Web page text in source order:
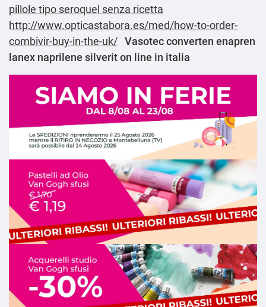
pillole tipo seroquel senza ricetta
http://www.opticastabora.es/med/how-to-order-
combivir-buy-in-the-uk/ Vasotec converten enapren
lanex naprilene silverit on line in italia